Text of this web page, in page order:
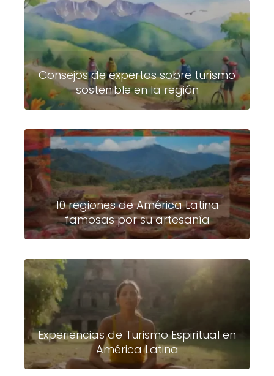
Consejos de expertos sobre turismo
sostenible en la región
10 regiones de América Latina
famosas por su artesanía
Experiencias de Turismo Espiritual en
América Latina